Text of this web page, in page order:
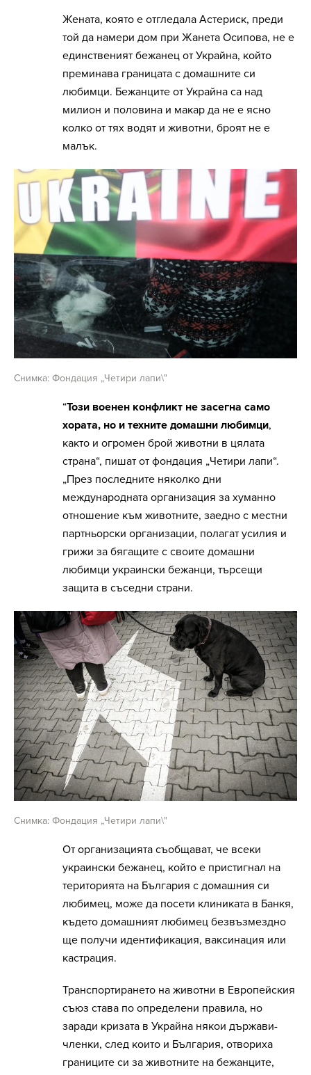
Жената, която е отгледала Астериск, преди
той да намери дом при Жанета Осипова, не е
единственият бежанец от Украйна, който
преминава границата с домашните си
любимци. Бежанците от Украйна са над
милион и половина и макар да не е ясно
колко от тях водят и животни, броят не е
малък.
Снимка: Фондация „Четири лапи\"
“Този военен конфликт не засегна само
хората, но и техните домашни любимци,
както и огромен брой животни в цялата
страна“, пишат от фондация „Четири лапи“.
„През последните няколко дни
международната организация за хуманно
отношение към животните, заедно с местни
партньорски организации, полагат усилия и
грижи за бягащите с своите домашни
любимци украински бежанци, търсещи
защита в съседни страни.
Снимка: Фондация „Четири лапи\"
От организацията съобщават, че всеки
украински бежанец, който е пристигнал на
територията на България с домашния си
любимец, може да посети клиниката в Банкя,
където домашният любимец безвъзмездно
ще получи идентификация, ваксинация или
кастрация.
Транспортирането на животни в Европейския
съюз става по определени правила, но
заради кризата в Украйна някои държави-
членки, след които и България, отвориха
границите си за животните на бежанците,